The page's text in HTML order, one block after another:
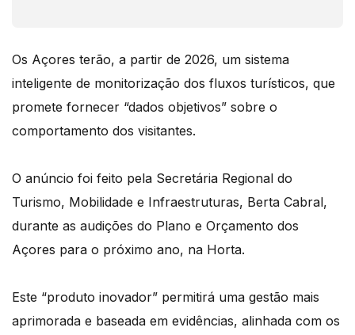
Os Açores terão, a partir de 2026, um sistema
inteligente de monitorização dos fluxos turísticos, que
promete fornecer “dados objetivos” sobre o
comportamento dos visitantes.
O anúncio foi feito pela Secretária Regional do
Turismo, Mobilidade e Infraestruturas, Berta Cabral,
durante as audições do Plano e Orçamento dos
Açores para o próximo ano, na Horta.
Este “produto inovador” permitirá uma gestão mais
aprimorada e baseada em evidências, alinhada com os